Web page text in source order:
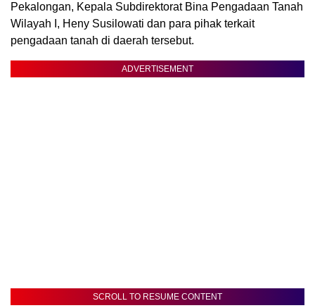
Pekalongan, Kepala Subdirektorat Bina Pengadaan Tanah
Wilayah I, Heny Susilowati dan para pihak terkait
pengadaan tanah di daerah tersebut.
ADVERTISEMENT
SCROLL TO RESUME CONTENT